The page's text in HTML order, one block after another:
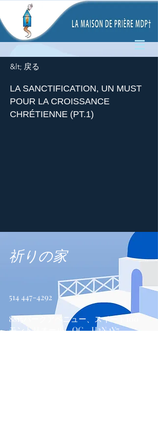
&lt; 戻る
LA SANCTIFICATION, UN MUST
POUR LA CROISSANCE
CHRÉTIENNE (PT.1)
祈りの家
514 447-4292
8815パークアベニュー、スイート100
モントリオール、QC、H2N 1Y7